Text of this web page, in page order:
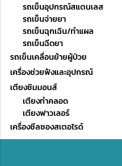
รถเข็นอุปกรณ์สแตนเลส
รถเข็นจ่ายยา
รถเข็นฉุกเฉิน/ทำแผล
รถเข็นฉีดยา
รถเข็นเคลื่อนย้ายผู้ป่วย
เครื่องช่วยฟังและอุปกรณ์
เตียงซิมมอนส์
เตียงทำคลอด
เตียงฟาวเลอร์
เครื่องซีลซองสเตอไรด์